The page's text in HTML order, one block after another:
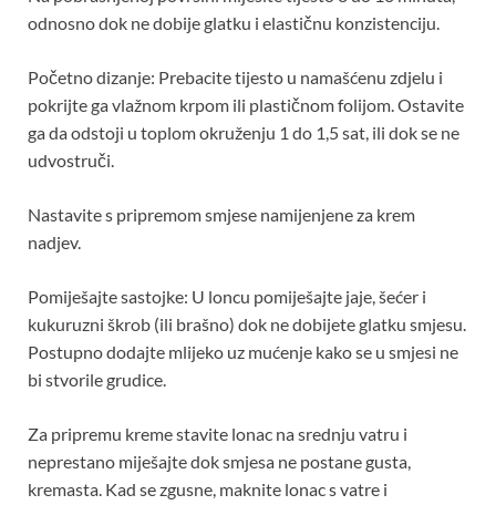
odnosno dok ne dobije glatku i elastičnu konzistenciju.
Početno dizanje: Prebacite tijesto u namašćenu zdjelu i
pokrijte ga vlažnom krpom ili plastičnom folijom. Ostavite
ga da odstoji u toplom okruženju 1 do 1,5 sat, ili dok se ne
udvostruči.
Nastavite s pripremom smjese namijenjene za krem ​​
nadjev.
Pomiješajte sastojke: U loncu pomiješajte jaje, šećer i
kukuruzni škrob (ili brašno) dok ne dobijete glatku smjesu.
Postupno dodajte mlijeko uz mućenje kako se u smjesi ne
bi stvorile grudice.
Za pripremu kreme stavite lonac na srednju vatru i
neprestano miješajte dok smjesa ne postane gusta,
kremasta. Kad se zgusne, maknite lonac s vatre i